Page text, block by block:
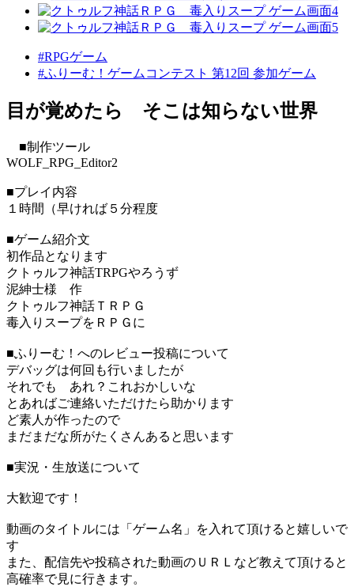
#RPGゲーム
#ふりーむ！ゲームコンテスト 第12回 参加ゲーム
目が覚めたら そこは知らない世界
■制作ツール
WOLF_RPG_Editor2
■プレイ内容
１時間（早ければ５分程度
■ゲーム紹介文
初作品となります
クトゥルフ神話TRPGやろうず
泥紳士様 作
クトゥルフ神話ＴＲＰＧ
毒入りスープをＲＰＧに
■ふりーむ！へのレビュー投稿について
デバッグは何回も行いましたが
それでも あれ？これおかしいな
とあればご連絡いただけたら助かります
ど素人が作ったので
まだまだな所がたくさんあると思います
■実況・生放送について
大歓迎です！
動画のタイトルには「ゲーム名」を入れて頂けると嬉しいで
す
また、配信先や投稿された動画のＵＲＬなど教えて頂けると
高確率で見に行きます。